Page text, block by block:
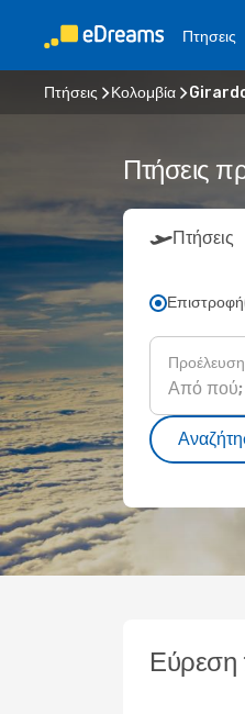
Πτησεις
Πτήσεις Κολομβία
Πτήσεις
Πτήσεις
Επιστροφή
Προέλευση
Εύρεση